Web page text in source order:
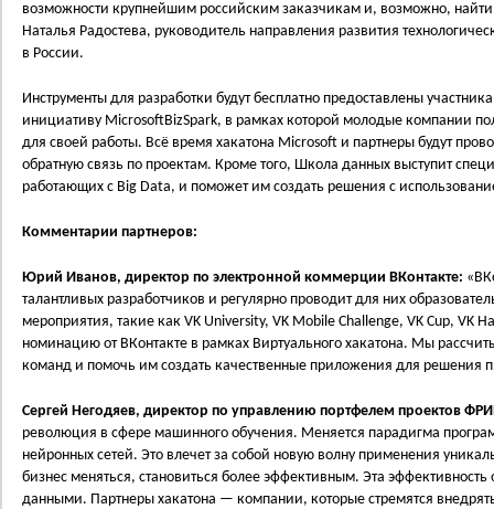
возможности крупнейшим российским заказчикам и, возможно, найти
Наталья Радостева, руководитель направления развития
в России.
Инструменты для разработки будут бесплатно предоставлены
инициативу MicrosoftBizSpark, в рамках которой молодые компании
для своей работы. Всё время хакатона Microsoft и партнеры будут
обратную связь по проектам. Кроме того, Школа данных выступит
работающих с Big Data, и поможет им создать решения с
Комментарии партнеров:
Юрий Иванов, директор по электронной коммерции ВКонтакте:
талантливых разработчиков и регулярно проводит для них
мероприятия, такие как VK University, VK Mobile Challenge, VK Cup, VK
номинацию от ВКонтакте в рамках Виртуального хакатона. Мы
команд и помочь им создать качественные приложения для решения
Сергей Негодяев, директор по управлению портфелем проектов
революция в сфере машинного обучения. Меняется парадигма
нейронных сетей. Это влечет за собой новую волну применения
бизнес меняться, становиться более эффективным. Эта эффективность
данными. Партнеры хакатона — компании, которые стремятся